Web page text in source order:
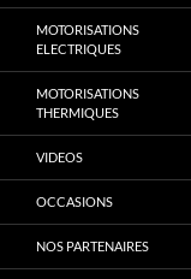
MOTORISATIONS
ELECTRIQUES
MOTORISATIONS
THERMIQUES
VIDEOS
OCCASIONS
NOS PARTENAIRES